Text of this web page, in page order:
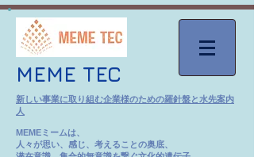
MEME TEC
新しい事業に取り組む企業様のための羅針盤と水先案内
人
MEMEミームは、
人々が思い、感じ、考えることの奥底、